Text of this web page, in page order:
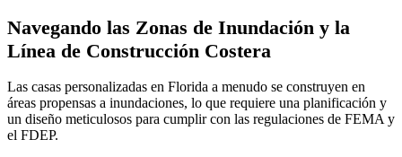
Navegando las Zonas de Inundación y la
Línea de Construcción Costera
Las casas personalizadas en Florida a menudo se construyen en
áreas propensas a inundaciones, lo que requiere una planificación y
un diseño meticulosos para cumplir con las regulaciones de FEMA y
el FDEP.